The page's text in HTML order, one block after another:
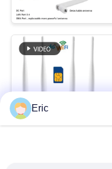
Eric